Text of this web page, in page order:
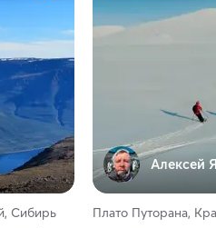
Сибирь
Алексей
Плато Путорана,